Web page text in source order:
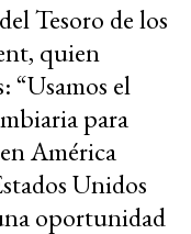
Tesoro de los
quien
“Usamos el
para
América
Unidos
oportunidad